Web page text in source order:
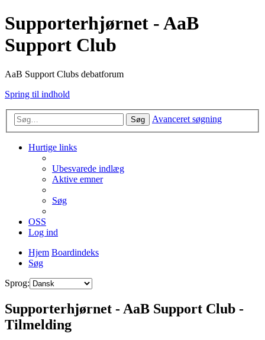
Supporterhjørnet - AaB
Support Club
AaB Support Clubs debatforum
Spring til indhold
Søg Avanceret søgning
Hurtige links
Ubesvarede indlæg
Aktive emner
Søg
OSS
Log ind
Hjem Boardindeks
Søg
Sprog:
Supporterhjørnet - AaB Support Club -
Tilmelding